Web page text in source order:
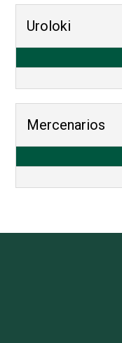
Uroloki
Mercenarios